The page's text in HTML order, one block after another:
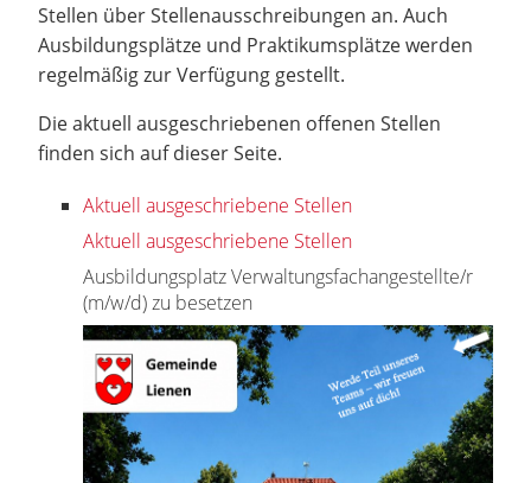
Stellen über Stellenausschreibungen an. Auch
Ausbildungsplätze und Praktikumsplätze werden
regelmäßig zur Verfügung gestellt.
Die aktuell ausgeschriebenen offenen Stellen
finden sich auf dieser Seite.
Aktuell ausgeschriebene Stellen
Aktuell ausgeschriebene Stellen
Ausbildungsplatz Verwaltungsfachangestellte/r
(m/w/d) zu besetzen